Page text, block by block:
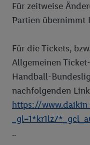
Für zeitweise
Partien übernimmt
Für die Tickets,
Allgemeinen
Handball-
nachfolgenden
https://
..